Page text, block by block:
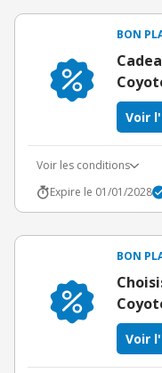
BON
Voir
Voir les conditions
Expire le 01/01/2028
BON
Voir